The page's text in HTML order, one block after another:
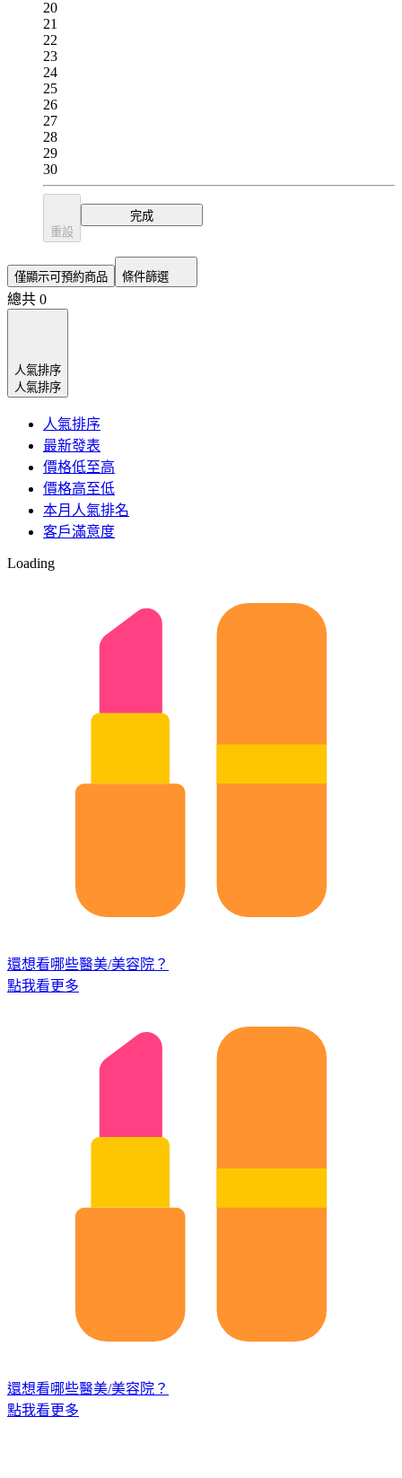
20
21
22
23
24
25
26
27
28
29
30
重設
完成
僅顯示可預約商品 條件篩選
總共 0
人氣排序
人氣排序
人氣排序
最新發表
價格低至高
價格高至低
本月人氣排名
客戶滿意度
Loading
還想看哪些醫美/美容院？
點我看更多
還想看哪些醫美/美容院？
點我看更多